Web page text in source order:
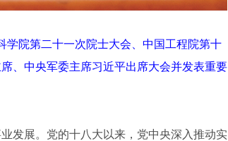
院第二十一次院士大会、中国工程院第十
、中央军委主席习近平出席大会并发表重要
展。党的十八大以来，党中央深入推动实